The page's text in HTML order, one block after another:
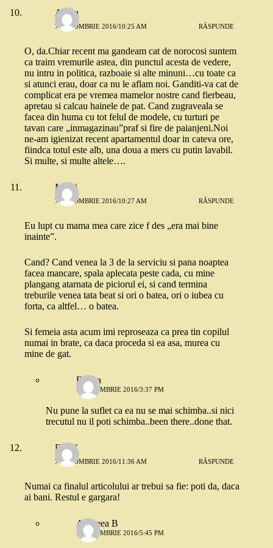
Adina
7 OCTOMBRIE 2016/10:25 AM RĂSPUNDE
O, da.Chiar recent ma gandeam cat de norocosi suntem
ca traim vremurile astea, din punctul acesta de vedere,
nu intru in politica, razboaie si alte minuni…cu toate ca
si atunci erau, doar ca nu le aflam noi. Ganditi-va cat de
complicat era pe vremea mamelor nostre cand fierbeau,
apretau si calcau hainele de pat. Cand zugraveala se
facea din huma cu tot felul de modele, cu turturi pe
tavan care „inmagazinau”praf si fire de paianjeni.Noi
ne-am igienizat recent apartamentul doar in cateva ore,
fiindca totul este alb, una doua a mers cu putin lavabil.
Si multe, si multe altele….
Mami
7 OCTOMBRIE 2016/10:27 AM RĂSPUNDE
Eu lupt cu mama mea care zice f des „era mai bine
inainte”.
Cand? Cand venea la 3 de la serviciu si pana noaptea
facea mancare, spala aplecata peste cada, cu mine
plangang atarnata de piciorul ei, si cand termina
treburile venea tata beat si ori o batea, ori o iubea cu
forta, ca altfel… o batea.
Si femeia asta acum imi reproseaza ca prea tin copilul
numai in brate, ca daca proceda si ea asa, murea cu
mine de gat.
Emma
7 OCTOMBRIE 2016/3:37 PM
Nu pune la suflet ca ea nu se mai schimba..si nici
trecutul nu il poti schimba..been there..done that.
DR.X
7 OCTOMBRIE 2016/11:36 AM RĂSPUNDE
Numai ca finalul articolului ar trebui sa fie: poti da, daca
ai bani. Restul e gargara!
Andreea B
7 OCTOMBRIE 2016/5:45 PM